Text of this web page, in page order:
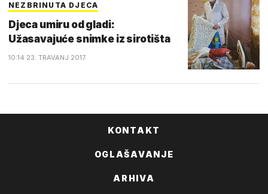
NEZBRINUTA DJECA
Djeca umiru od gladi:
Užasavajuće snimke iz sirotišta
10:14 23. TRAVANJ 2017.
KONTAKT
OGLAŠAVANJE
ARHIVA